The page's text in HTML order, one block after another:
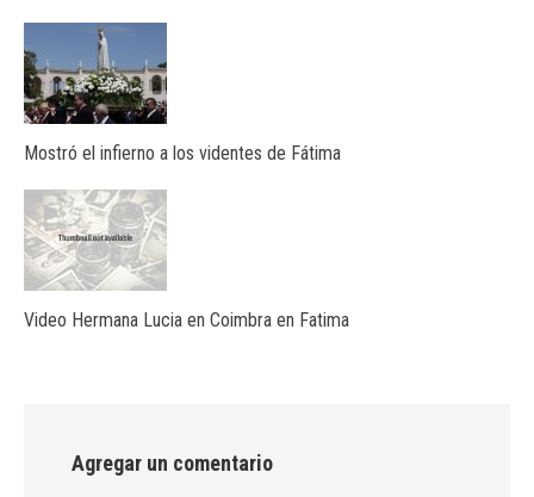
Mostró el infierno a los videntes de Fátima
Video Hermana Lucia en Coimbra en Fatima
Agregar un comentario